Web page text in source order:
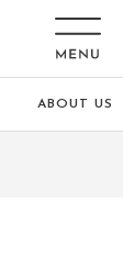
ABOUT US